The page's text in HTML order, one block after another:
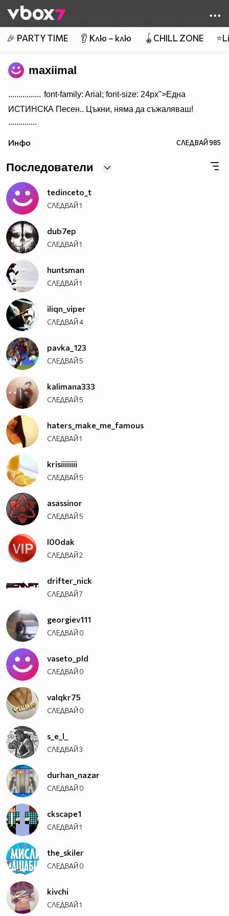
👾
🎉 PARTY TIME 👂 Клю – клю 🪀CHILL ZONE
maxiimal
................ font-family: Arial; font-size: 24px">Една
ИСТИНСКА Песен.. Цъкни, няма да съжаляваш!
..............
Инфо СЛЕДВАЙ985
Последователи
tedinceto_t
СЛЕДВАЙ1
dub7ep
СЛЕДВАЙ1
huntsman
СЛЕДВАЙ1
iliqn_viper
СЛЕДВАЙ4
pavka_123
СЛЕДВАЙ5
kalimana333
СЛЕДВАЙ5
haters_make_me_famous
СЛЕДВАЙ1
krisiiiiiiii
СЛЕДВАЙ5
asassinor
СЛЕДВАЙ5
l00dak
СЛЕДВАЙ2
drifter_nick
СЛЕДВАЙ7
georgiev111
СЛЕДВАЙ 0
vaseto_pld
СЛЕДВАЙ 0
valqkr75
СЛЕДВАЙ 0
s_e_l_
СЛЕДВАЙ3
durhan_nazar
СЛЕДВАЙ 0
ckscape1
СЛЕДВАЙ1
the_skiler
СЛЕДВАЙ 0
kivchi
СЛЕДВАЙ1